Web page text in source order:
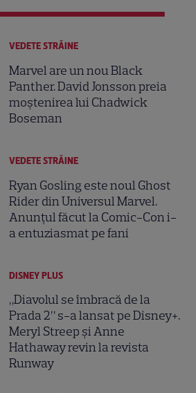
VEDETE STRĂINE
Marvel are un nou Black
Panther. David Jonsson preia
moștenirea lui Chadwick
Boseman
VEDETE STRĂINE
Ryan Gosling este noul Ghost
Rider din Universul Marvel.
Anunțul făcut la Comic-Con i-
a entuziasmat pe fani
DISNEY PLUS
„Diavolul se îmbracă de la
Prada 2” s-a lansat pe Disney+.
Meryl Streep și Anne
Hathaway revin la revista
Runway